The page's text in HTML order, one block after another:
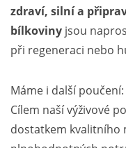
zdraví, silní a
bílkoviny jsou
při regeneraci nebo
Máme i další poučení:
Cílem naší výživové
dostatkem kvalitního